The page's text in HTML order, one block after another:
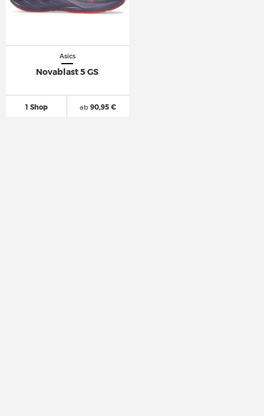
Asics
Novablast 5 GS
1 Shop ab 90,95 €